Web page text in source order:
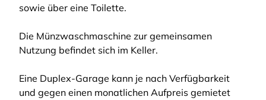
sowie über eine Toilette.
Die Münzwaschmaschine zur gemeinsamen
Nutzung befindet sich im Keller.
Eine Duplex-Garage kann je nach Verfügbarkeit
und gegen einen monatlichen Aufpreis gemietet